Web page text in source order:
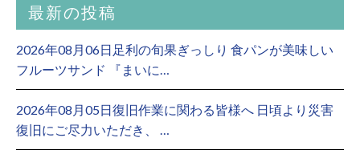
最新の投稿
2026年08月06日足利の旬果ぎっしり 食パンが美味しい
フルーツサンド 『まいに…
2026年08月05日復旧作業に関わる皆様へ 日頃より災害
復旧にご尽力いただき、 …